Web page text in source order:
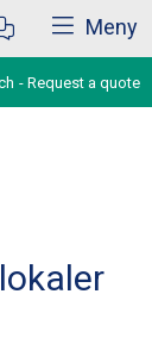
Meny
Request a quote